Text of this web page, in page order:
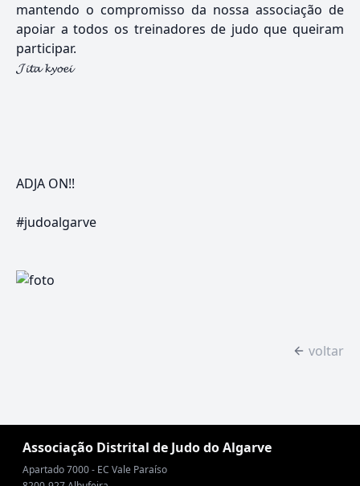
mantendo o compromisso da nossa associação de
apoiar a todos os treinadores de judo que queiram
participar.
𝓙𝓲𝓽𝓪 𝓴𝔂𝓸𝓮𝓲
ADJA ON!!
#judoalgarve
voltar
Associação Distrital de Judo do Algarve
Apartado 7000 - EC Vale Paraíso